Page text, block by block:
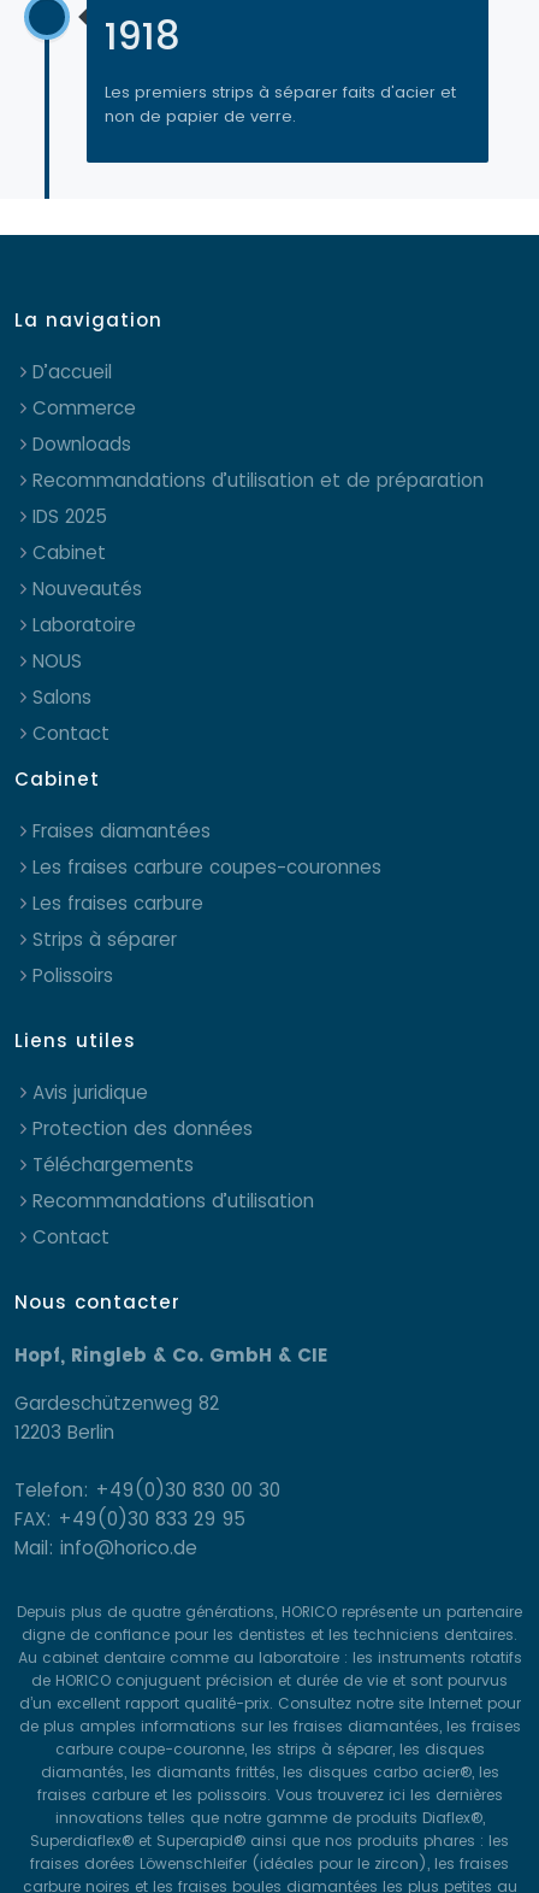
1918
Les premiers strips à séparer faits d'acier et
non de papier de verre.
La navigation
D’accueil
Commerce
Downloads
Recommandations d’utilisation et de préparation
IDS 2025
Cabinet
Nouveautés
Laboratoire
NOUS
Salons
Contact
Cabinet
Fraises diamantées
Les fraises carbure coupes-couronnes
Les fraises carbure
Strips à séparer
Polissoirs
Liens utiles
Avis juridique
Protection des données
Téléchargements
Recommandations d’utilisation
Contact
Nous contacter
Hopf, Ringleb & Co. GmbH & CIE
Gardeschützenweg 82
12203 Berlin
Telefon: +49(0)30 830 00 30
FAX: +49(0)30 833 29 95
Mail: info@horico.de
Depuis plus de quatre générations, HORICO représente un partenaire
digne de confiance pour les dentistes et les techniciens dentaires.
Au cabinet dentaire comme au laboratoire : les instruments rotatifs
de HORICO conjuguent précision et durée de vie et sont pourvus
d’un excellent rapport qualité-prix. Consultez notre site Internet pour
de plus amples informations sur les fraises diamantées, les fraises
carbure coupe-couronne, les strips à séparer, les disques
diamantés, les diamants frittés, les disques carbo acier®, les
fraises carbure et les polissoirs. Vous trouverez ici les dernières
innovations telles que notre gamme de produits Diaflex®,
Superdiaflex® et Superapid® ainsi que nos produits phares : les
fraises dorées Löwenschleifer (idéales pour le zircon), les fraises
carbure noires et les fraises boules diamantées les plus petites au